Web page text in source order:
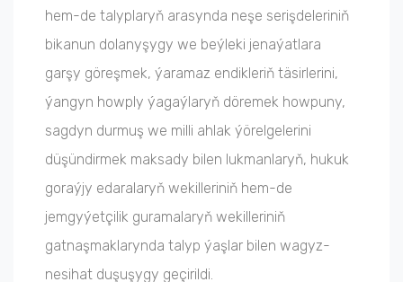
hem-de talyplaryň arasynda neşe serişdeleriniň
bikanun dolanyşygy we beýleki jenaýatlara
garşy göreşmek, ýaramaz endikleriň täsirlerini,
ýangyn howply ýagaýlaryň döremek howpuny,
sagdyn durmuş we milli ahlak ýörelgelerini
düşündirmek maksady bilen lukmanlaryň, hukuk
goraýjy edaralaryň wekilleriniň hem-de
jemgyýetçilik guramalaryň wekilleriniň
gatnaşmaklarynda talyp ýaşlar bilen wagyz-
nesihat duşuşygy geçirildi.